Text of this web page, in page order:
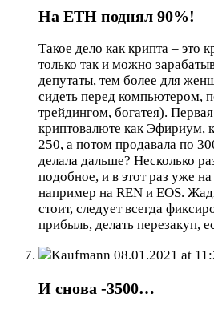
На ETH поднял 90%!
Такое дело как крипта – это
только так и можно
депутаты, тем более для
сидеть перед компьютером,
трейдингом, богатея).
криптовалюте как Эфириум,
250, а потом продавала по
делала дальше? Несколько
подобное, и в этот раз уже
например на REN и EOS.
стоит, следует всегда
прибыль, делать перезакуп,
Kaufmann 08.01.2021 at
И снова -3500…